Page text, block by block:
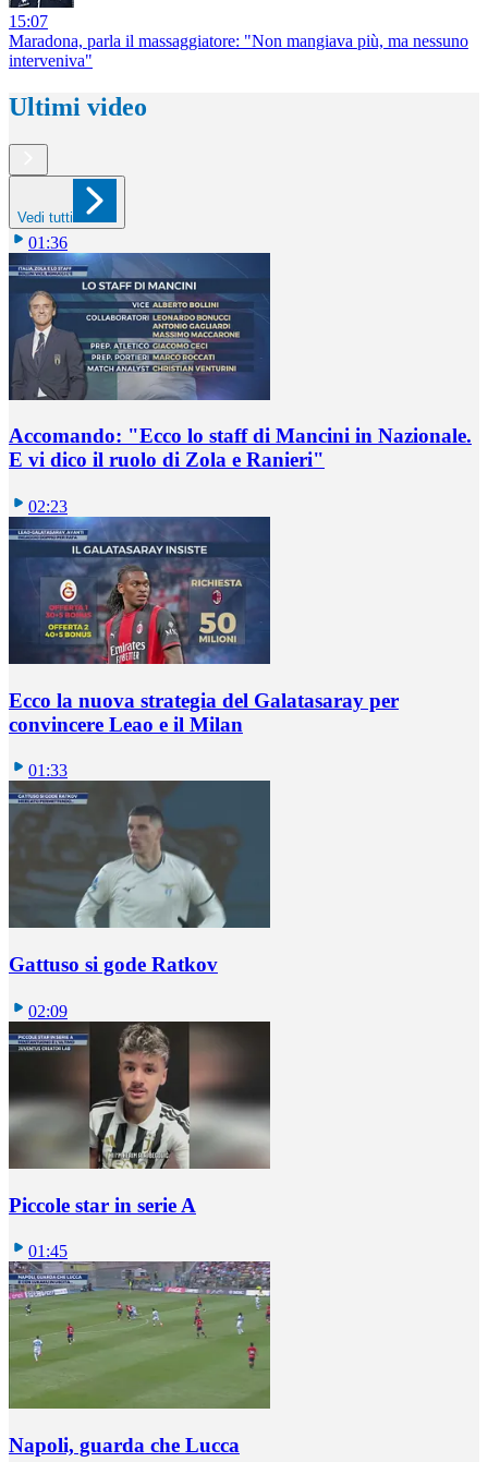
15:07
Maradona, parla il massaggiatore: "Non mangiava più, ma nessuno
interveniva"
Ultimi video
Vedi tutti
01:36
Accomando: "Ecco lo staff di Mancini in Nazionale.
E vi dico il ruolo di Zola e Ranieri"
02:23
Ecco la nuova strategia del Galatasaray per
convincere Leao e il Milan
01:33
Gattuso si gode Ratkov
02:09
Piccole star in serie A
01:45
Napoli, guarda che Lucca